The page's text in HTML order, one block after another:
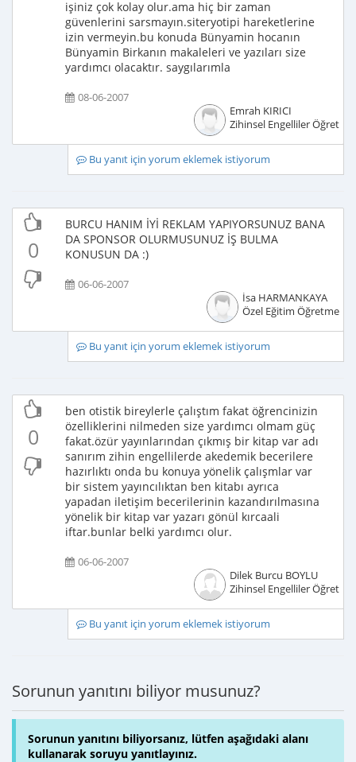
işiniz çok kolay olur.ama hiç bir zaman
güvenlerini sarsmayın.siteryotipi hareketlerine
izin vermeyin.bu konuda Bünyamin hocanın
Bünyamin Birkanın makaleleri ve yazıları size
yardımcı olacaktır. saygılarımla
08-06-2007
Emrah KIRICI
Zihinsel Engelliler
Bu yanıt için yorum eklemek istiyorum
0
BURCU HANIM İYİ REKLAM YAPIYORSUNUZ BANA
DA SPONSOR OLURMUSUNUZ İŞ BULMA
KONUSUN DA :)
06-06-2007
İsa HARMANKAYA
Özel Eğitim Öğretmeni
Bu yanıt için yorum eklemek istiyorum
0
ben otistik bireylerle çalıştım fakat öğrencinizin
özelliklerini nilmeden size yardımcı olmam güç
fakat.özür yayınlarından çıkmış bir kitap var adı
sanırım zihin engellilerde akedemik becerilere
hazırlıktı onda bu konuya yönelik çalışmlar var
bir sistem yayıncılıktan ben kitabı ayrıca
yapadan iletişim becerilerinin kazandırılmasına
yönelik bir kitap var yazarı gönül kırcaali
iftar.bunlar belki yardımcı olur.
06-06-2007
Dilek Burcu BOYLU
Zihinsel Engelliler
Bu yanıt için yorum eklemek istiyorum
Sorunun yanıtını biliyor musunuz?
Sorunun yanıtını biliyorsanız, lütfen aşağıdaki alanı
kullanarak soruyu yanıtlayınız.